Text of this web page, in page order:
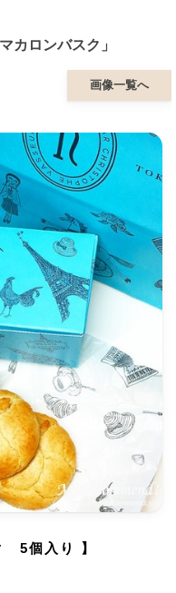
カロンバスク」
画像一覧へ
5個入り 】